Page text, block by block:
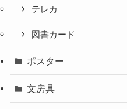
テレカ
図書カード
ポスター
文房具